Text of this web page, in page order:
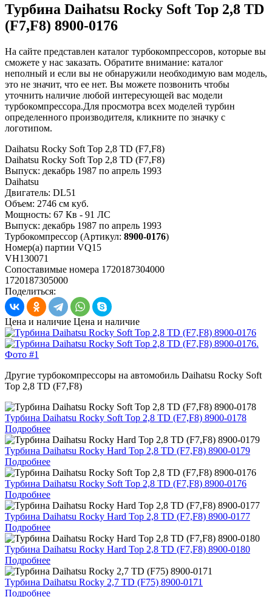
Турбина Daihatsu Rocky Soft Top 2,8 TD
(F7,F8) 8900-0176
На сайте представлен каталог турбокомпрессоров, которые вы
сможете у нас заказать. Обратите внимание: каталог
неполный и если вы не обнаружили необходимую вам модель,
это не значит, что ее нет. Вы можете позвонить чтобы
уточнить наличие любой интересующей вас модели
турбокомпрессора.Для просмотра всех моделей турбин
определенного производителя, кликните по значку с
логотипом.
Daihatsu Rocky Soft Top 2,8 TD (F7,F8)
Daihatsu Rocky Soft Top 2,8 TD (F7,F8)
Выпуск: декабрь 1987 по апрель 1993
Daihatsu
Двигатель: DL51
Объем: 2746 см куб.
Мощность: 67 Кв - 91 ЛС
Выпуск: декабрь 1987 по апрель 1993
Турбокомпрессор (Артикул: 8900-0176)
Номер(а) партии VQ15
VH130071
Сопоставимые номера 1720187304000
1720187305000
Поделиться:
Цена и наличие Цена и наличие
Другие турбокомпрессоры на автомобиль Daihatsu Rocky Soft
Top 2,8 TD (F7,F8)
Турбина Daihatsu Rocky Soft Top 2,8 TD (F7,F8) 8900-0178
Подробнее
Турбина Daihatsu Rocky Hard Top 2,8 TD (F7,F8) 8900-0179
Подробнее
Турбина Daihatsu Rocky Soft Top 2,8 TD (F7,F8) 8900-0176
Подробнее
Турбина Daihatsu Rocky Hard Top 2,8 TD (F7,F8) 8900-0177
Подробнее
Турбина Daihatsu Rocky Hard Top 2,8 TD (F7,F8) 8900-0180
Подробнее
Турбина Daihatsu Rocky 2,7 TD (F75) 8900-0171
Подробнее